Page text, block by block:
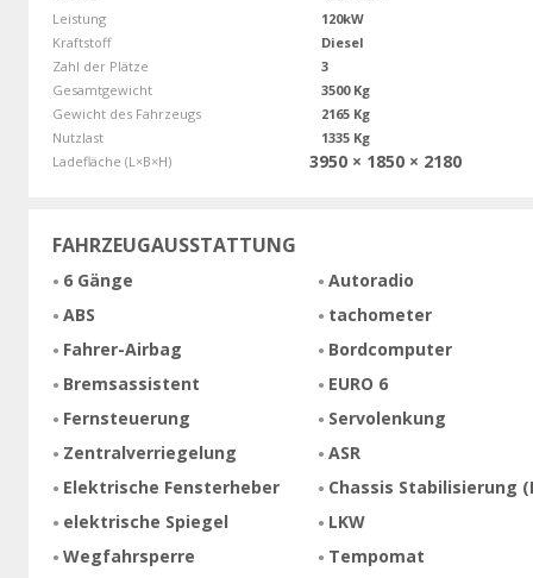
Leistung
120kW
Kraftstoff
Diesel
Zahl der Plätze
3
Gesamtgewicht
3500 Kg
Gewicht des Fahrzeugs
2165 Kg
Nutzlast
1335 Kg
Ladefläche (L×B×H)
3950 × 1850 × 2180
FAHRZEUGAUSSTATTUNG
6 Gänge
ABS
Fahrer-Airbag
Bremsassistent
Fernsteuerung
Zentralverriegelung
Elektrische Fensterheber
elektrische Spiegel
Wegfahrsperre
Autoradio
tachometer
Bordcomputer
EURO 6
Servolenkung
ASR
Chassis Stabilisierung
LKW
Tempomat